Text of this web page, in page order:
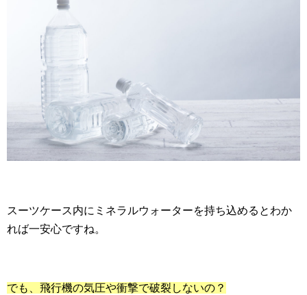
スーツケース内にミネラルウォーターを持ち込めるとわか
れば一安心ですね。
でも、飛行機の気圧や衝撃で破裂しないの？